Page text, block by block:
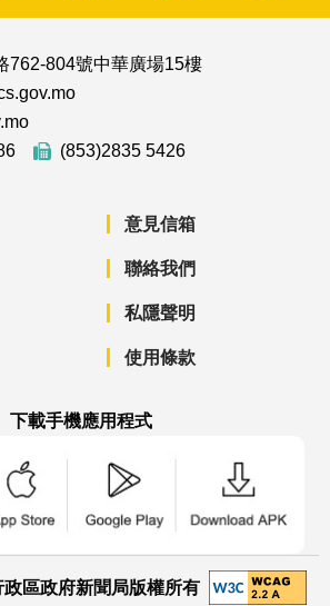
762-804號中華廣場15樓
(853)2835 5426
意見信箱
聯絡我們
私隱聲明
使用條款
下載手機應用程式
區政府新聞局版權所有